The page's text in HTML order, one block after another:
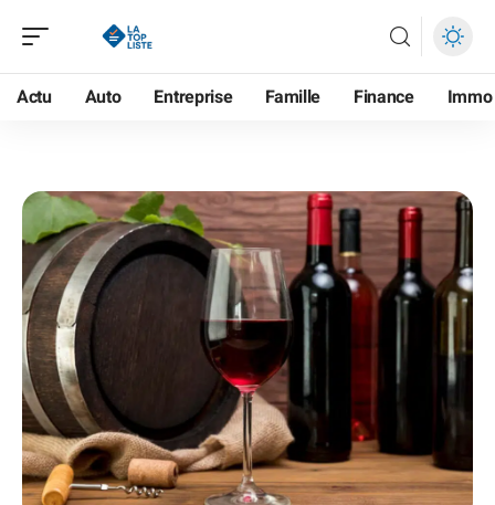
Actu Auto Entreprise Famille Finance Immo